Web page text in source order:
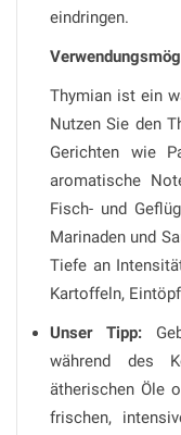
eindringen.
Thymian ist ein
Nutzen Sie den
Gerichten wie
aromatische
Fisch- und
Marinaden und
Tiefe an
Kartoffeln,
Unser Tipp:
während des
ätherischen Öle
frischen,